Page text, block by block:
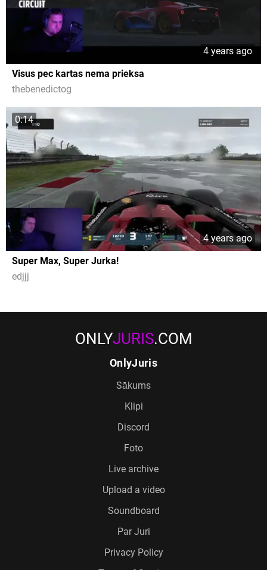
4 years ago
Visus pec kartas nema prieksa
thebenedictog
0:14
4 years ago
Super Max, Super Jurka!
edjjj
ONLYJURIS.COM
OnlyJuris
Sākums
Klipi
Discord
Foto
Live archive
Upload a video
Soundboard
Par Juri
Privacy Policy